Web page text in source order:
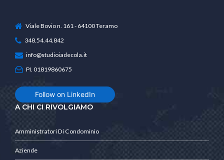
Viale Bovio n. 161 - 64100 Teramo
348.54.44.842
info@studioiadecola.it
PI. 01819860675
Follow on LinkedIn
A CHI CI RIVOLGIAMO
Amministratori Di Condominio
Aziende